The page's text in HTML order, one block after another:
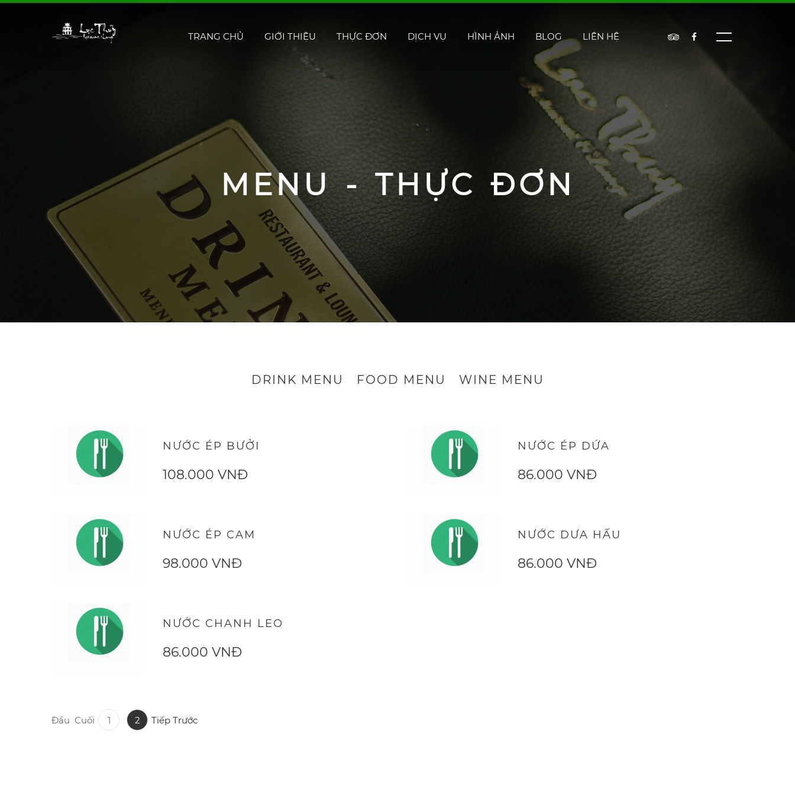
TRANG CHỦ GIỚI THIỆU THỰC ĐƠN DỊCH VỤ HÌNH ẢNH BLOG LIÊN HỆ
MENU - THỰC ĐƠN
DRINK MENU FOOD MENU WINE MENU
NƯỚC ÉP BƯỞI
108.000 VNĐ
NƯỚC ÉP CAM
98.000 VNĐ
NƯỚC CHANH LEO
86.000 VNĐ
NƯỚC ÉP DỨA
86.000 VNĐ
NƯỚC DƯA HẤU
86.000 VNĐ
Đầu Cuối 1 2 Tiếp Trước